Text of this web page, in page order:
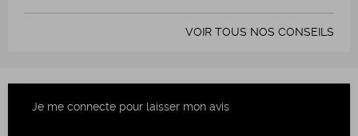
VOIR TOUS NOS CONSEILS
Je me connecte pour laisser mon avis